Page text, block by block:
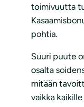
toimivuutta
pohtia.
Suuri puute
osalta
mitään
vaikka